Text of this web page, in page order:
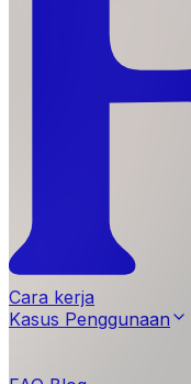
Cara kerja
Kasus Penggunaan